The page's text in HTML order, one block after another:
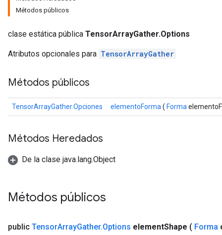
Métodos públicos
clase estática pública TensorArrayGather.Options
Atributos opcionales para TensorArrayGather
Métodos públicos
TensorArrayGather.Opciones elementoForma ( Forma
Métodos Heredados
De la clase java.lang.Object
Métodos públicos
public TensorArrayGather.Options elementShape ( Forma